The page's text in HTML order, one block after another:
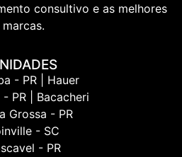
consultivo e as melhores
marcas.
- PR | Hauer
PR | Bacacheri
Grossa - PR
- SC
- PR